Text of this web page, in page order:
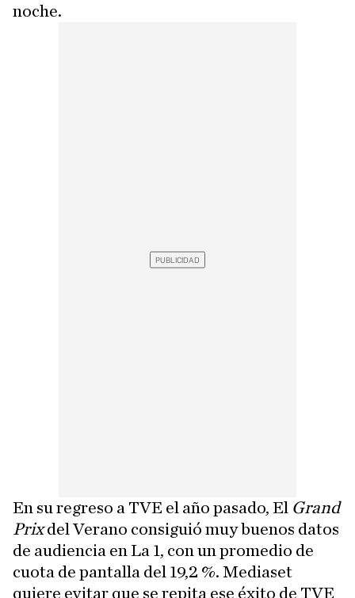
noche.
En su regreso a TVE el año pasado, El Grand
Prixdel Verano consiguió muy buenos datos
de audiencia en La 1, con un promedio de
cuota de pantalla del 19,2 %. Mediaset
quiere evitar que se repita ese éxito de TVE